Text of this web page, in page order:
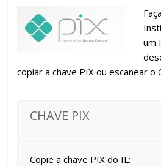
um
copiar a chave PIX ou escanear o
CHAVE PIX
Copie a chave PIX do IL: